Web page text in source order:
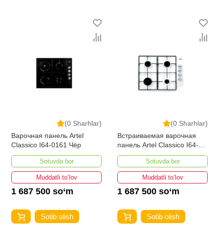
(0 Sharhlar)
Варочная панель Artel
Classico I64-0161 Чёр
Sotuvda bor
Muddatli to‘lov
1 687 500 so‘m
Sotib olish
(0 Sharhlar)
Встраиваемая варочная
панель Artel Classico I64-
0161
Sotuvda bor
Muddatli to‘lov
1 687 500 so‘m
Sotib olish